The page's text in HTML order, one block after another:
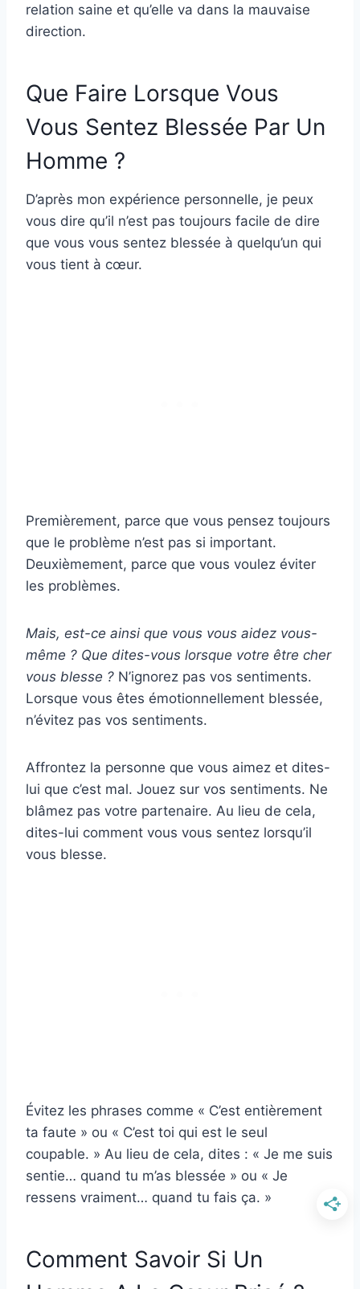
relation saine et qu’elle va dans la mauvaise
direction.
Que Faire Lorsque Vous
Vous Sentez Blessée Par Un
Homme ?
D’après mon expérience personnelle, je peux
vous dire qu’il n’est pas toujours facile de dire
que vous vous sentez blessée à quelqu’un qui
vous tient à cœur.
Premièrement, parce que vous pensez toujours
que le problème n’est pas si important.
Deuxièmement, parce que vous voulez éviter
les problèmes.
Mais, est-ce ainsi que vous vous aidez vous-
même ? Que dites-vous lorsque votre être cher
vous blesse ? N’ignorez pas vos sentiments.
Lorsque vous êtes émotionnellement blessée,
n’évitez pas vos sentiments.
Affrontez la personne que vous aimez et dites-
lui que c’est mal. Jouez sur vos sentiments. Ne
blâmez pas votre partenaire. Au lieu de cela,
dites-lui comment vous vous sentez lorsqu’il
vous blesse.
Évitez les phrases comme « C’est entièrement
ta faute » ou « C’est toi qui est le seul
coupable. » Au lieu de cela, dites : « Je me suis
sentie… quand tu m’as blessée » ou « Je
ressens vraiment… quand tu fais ça. »
Comment Savoir Si Un